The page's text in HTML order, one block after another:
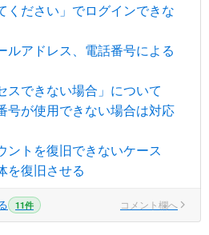
ください」でログインできな
ルアドレス、電話番号による
スできない場合」について
号が使用できない場合は対応
ントを復旧できないケース
を復旧させる
11件 コメント欄へ